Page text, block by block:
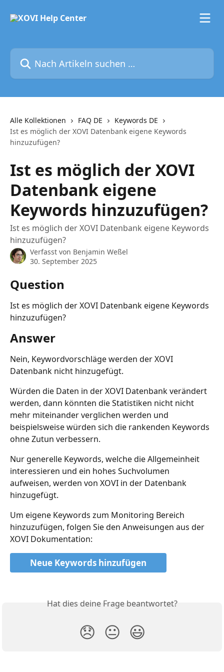
Nach Artikeln suchen …
Alle Kollektionen FAQ DE
Keywords DE
Ist es möglich der XOVI Datenbank eigene Keywords
hinzuzufügen?
Ist es möglich der XOVI
Datenbank eigene
Keywords hinzuzufügen?
Ist es möglich der XOVI Datenbank eigene Keywords
hinzuzufügen?
Verfasst von Benjamin Weßel
30. September 2025
Question
Ist es möglich der XOVI Datenbank eigene Keywords
hinzuzufügen?
Answer
Nein, Keywordvorschläge werden der XOVI
Datenbank nicht hinzugefügt.
Würden die Daten in der XOVI Datenbank verändert
werden, dann könnten die Statistiken nicht nicht
mehr miteinander verglichen werden und
beispielsweise würden sich die rankenden Keywords
ohne Zutun verbessern.
Nur generelle Keywords, welche die Allgemeinheit
interessieren und ein hohes Suchvolumen
aufweisen, werden von XOVI in der Datenbank
hinzugefügt.
Um eigene Keywords zum Monitoring Bereich
hinzuzufügen, folgen Sie den Anweisungen aus der
XOVI Dokumentation:
Neue Keywords hinzufügen
Hat dies deine Frage beantwortet?
😞 😐 😃